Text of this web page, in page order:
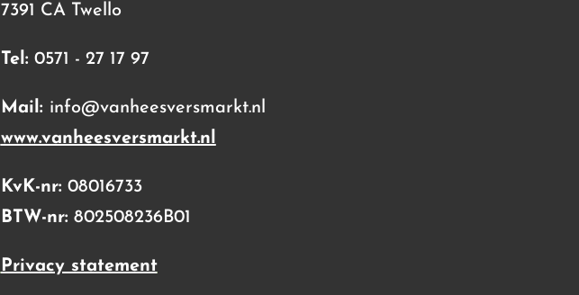
7391 CA Twello
Tel: 0571 - 27 17 97
Mail: info@vanheesversmarkt.nl
www.vanheesversmarkt.nl
KvK-nr: 08016733
BTW-nr: 802508236B01
Privacy statement